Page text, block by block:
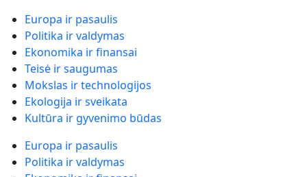
Europa ir pasaulis
Politika ir valdymas
Ekonomika ir finansai
Teisė ir saugumas
Mokslas ir technologijos
Ekologija ir sveikata
Kultūra ir gyvenimo būdas
Europa ir pasaulis
Politika ir valdymas